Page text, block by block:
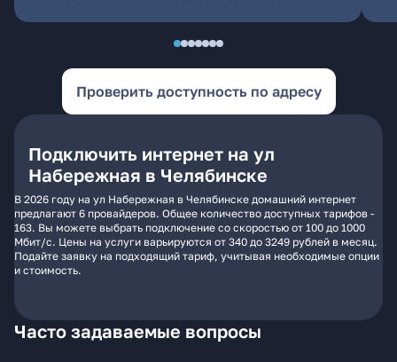
Проверить доступность по адресу
Подключить интернет на ул
Набережная в Челябинске
В 2026 году на ул Набережная в Челябинске домашний интернет
предлагают 6 провайдеров. Общее количество доступных тарифов -
163. Вы можете выбрать подключение со скоростью от 100 до 1000
Мбит/с. Цены на услуги варьируются от 340 до 3249 рублей в месяц.
Подайте заявку на подходящий тариф, учитывая необходимые опции
и стоимость.
Часто задаваемые вопросы